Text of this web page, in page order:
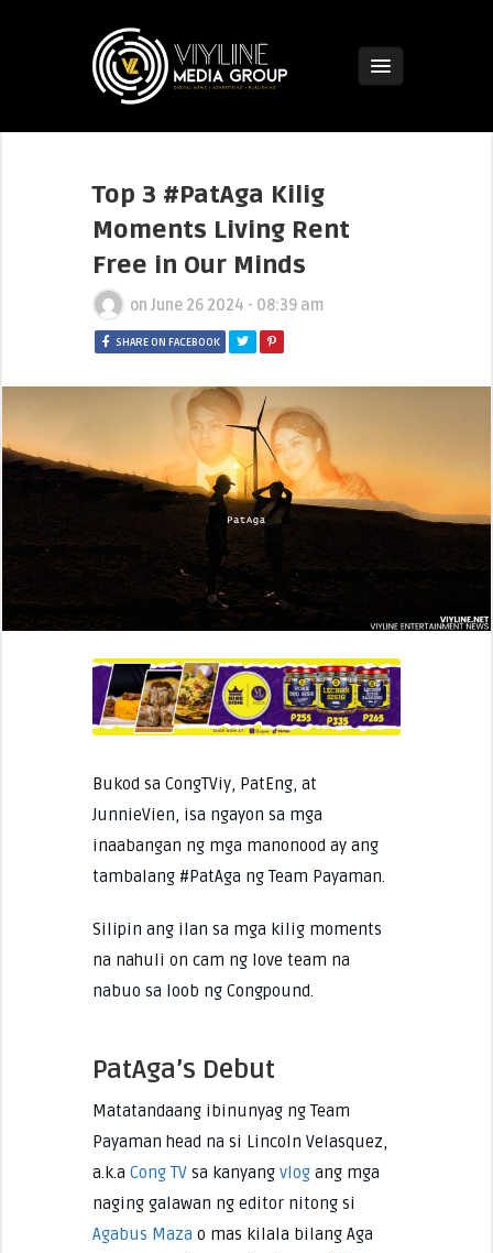
Top 3 #PatAga Kilig
Moments Living Rent
Free in Our Minds
on June 26 2024 - 08:39 am
SHARE ON FACEBOOK
Bukod sa CongTViy, PatEng, at
JunnieVien, isa ngayon sa mga
inaabangan ng mga manonood ay ang
tambalang #PatAga ng Team Payaman.
Silipin ang ilan sa mga kilig moments
na nahuli on cam ng love team na
nabuo sa loob ng Congpound.
PatAga’s Debut
Matatandaang ibinunyag ng Team
Payaman head na si Lincoln Velasquez,
a.k.a Cong TVsa kanyang vlogang mga
naging galawan ng editor nitong si
Agabus Maza o mas kilala bilang Aga